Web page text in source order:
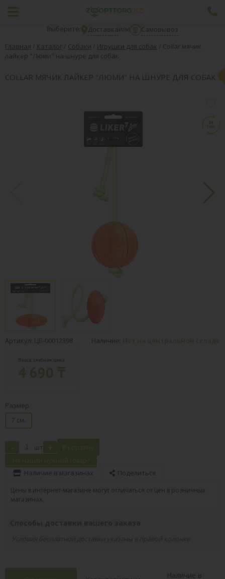
Выберите: Доставкаили
Самовывоз
Главная / Каталог / Собаки / Игрушки для собак / Collar мячик
лайкер "Люми" на шнуре для собак
COLLAR МЯЧИК ЛАЙКЕР "ЛЮМИ" НА ШНУРЕ ДЛЯ СОБАК
Артикул: ЦБ-00012398 Наличие: Нет на центральном складе
Ваша клубная цена:
Размер
7 см.
- шт + В корзину
Не нашли нужный товар?
Наличие в магазинах Поделиться
Цены в интернет-магазине могут отличаться от цен в розничных
магазинах.
Наличие в